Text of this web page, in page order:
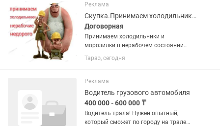
др.), программного обеспечения и
периферии; -...
Реклама
Скупка.Принимаем холодильники и морозилки в нерабочем состоянии недорого
Договорная
Принимаем холодильники и
морозилки в нерабочем состоянии
недорого. Фотки для оценки можно
присылать . Поможем вынести старую
Тараз, сегодня
Реклама
Водитель грузового автомобиля
400 000 - 600 000 ₸
Водитель трала! Нужен опытный,
который сможет по городу на трале